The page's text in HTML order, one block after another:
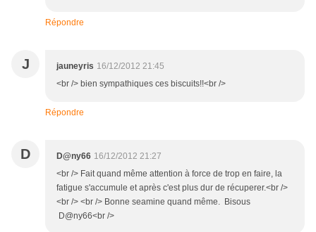
Répondre
J jauneyris 16/12/2012 21:45
<br /> bien sympathiques ces biscuits!!<br />
Répondre
D D@ny66 16/12/2012 21:27
<br /> Fait quand même attention à force de trop en faire, la
fatigue s'accumule et après c'est plus dur de récuperer.<br />
<br /> <br /> Bonne seamine quand même. Bisous
D@ny66<br />